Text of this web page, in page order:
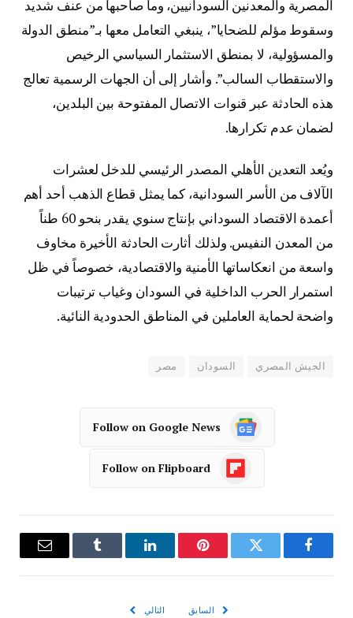
المصرية والمعدنين السودانيين، وما صاحبها من عنف شديد
وسقوط مؤلم للضحايا”، ينبغي التعامل معها بـ”منطق الدولة
والمسؤولية، لا بمنطق الاستثمار السياسي الرخيص
والاستقطاب السالب”. وأشار إلى أن الجهات الرسمية تعالج
هذه الحادثة عبر قنوات الاتصال المفتوحة بين البلدين،
لضمان عدم تكرارها.
ويُعد التعدين الأهلي المصدر الرئيسي للدخل لعشرات
الآلاف من الأسر السودانية، كما يمثل قطاع الذهب أحد أهم
أعمدة الاقتصاد السوداني بإنتاج سنوي يقدر بنحو 60 طناً
من المعدن النفيس. ولذلك أثارت الحادثة الأخيرة مخاوف
واسعة من انعكاساتها الأمنية والاقتصادية، خصوصاً في ظل
استمرار الحرب الداخلية في السودان وغياب ترتيبات
واضحة لحماية العاملين في المناطق الحدودية النائية.
الجيش المصري السودان مصر
Follow on Google News
Follow on Flipboard
فيسبوك تويتر بينتيريستلينكدإن Tumblr
البريد
السابق التالي